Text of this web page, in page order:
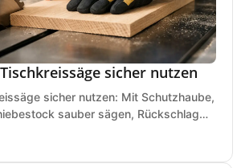
sicher nutzen
sicher nutzen: Mit Schutzhaube,
sauber sägen, Rückschlag